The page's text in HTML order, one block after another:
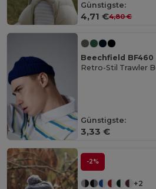
Günstigste:
4,71 €4,80 €
Beechfield BF460
Günstigste:
3,33 €
-2%
+2